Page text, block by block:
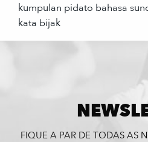
kumpulan pidato bahasa
kata bijak
FIQUE A PAR DE TODAS AS